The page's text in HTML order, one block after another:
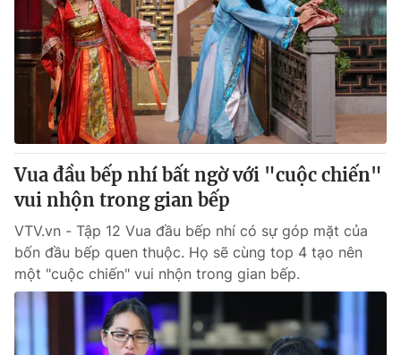
® Cấm sao chép dưới mọi hình thức nếu không có sự chấp
thuận bằng văn bản. Ghi rõ nguồn VTV.vn khi phát hành lại
thông tin từ website này.
Vua đầu bếp nhí bất ngờ với "cuộc chiến"
vui nhộn trong gian bếp
VTV.vn - Tập 12 Vua đầu bếp nhí có sự góp mặt của
bốn đầu bếp quen thuộc. Họ sẽ cùng top 4 tạo nên
một "cuộc chiến" vui nhộn trong gian bếp.